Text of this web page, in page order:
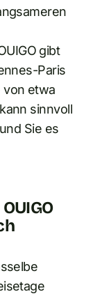
gibt
Paris
von etwa
sinnvoll
Sie es